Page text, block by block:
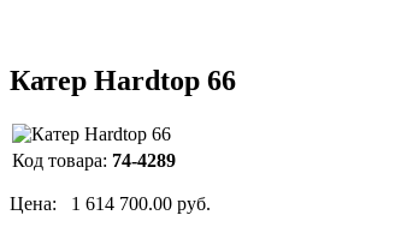
Катер Hardtop 66
Код товара: 74-4289
Цена: 1 614 700.00 руб.